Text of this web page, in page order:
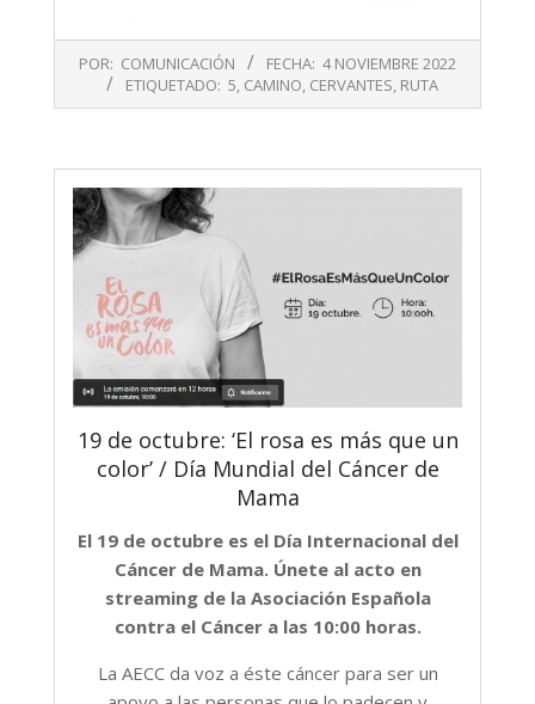
11-
04
POR: COMUNICACIÓN FECHA: 4 NOVIEMBRE 2022
ETIQUETADO: 5, CAMINO, CERVANTES, RUTA
19 de octubre: ‘El rosa es más que un
color’ / Día Mundial del Cáncer de
Mama
El 19 de octubre es el Día Internacional del
Cáncer de Mama. Únete al acto en
streaming de la Asociación Española
contra el Cáncer a las 10:00 horas.
La AECC da voz a éste cáncer para ser un